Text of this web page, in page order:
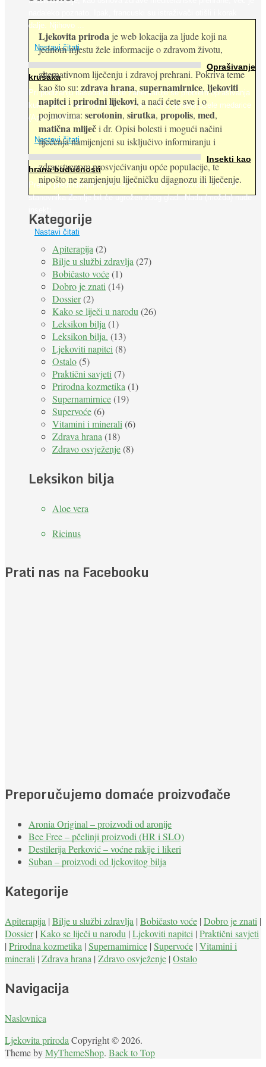
dalje. Njihovo ...
Nastavi čitati
Oprašivanje
krušaka
Pri podizanju nasada kruške zanemaruje se problem oprašivanja
kukcima jer vlada uvjerenje da će krušku oprašiti pčele medarice
(Apis mellifera). ...
Nastavi čitati
Insekti kao
hrana budućnosti
Prema predviđanjima FAO-a do 2050. godine život 9 milijardi
stanovnika Zemlje bit će ugrožen zbog gladi. Nadu (možda) nude
Nastavi čitati
Ljekovita priroda je web lokacija za ljude koji na
jednom mjestu žele informacije o zdravom životu,
alternativnom liječenju i zdravoj prehrani. Pokriva teme
kao što su: zdrava hrana, supernamirnice, ljekoviti
napitciiprirodni lijekovi, a naći ćete sve i o
pojmovima: serotonin, sirutka, propolis, med,
matična mliječi dr. Opisi bolesti i mogući načini
liječenja namijenjeni su isključivo informiranju i
zdravstvenom prosvjećivanju opće populacije, te
nipošto ne zamjenjuju liječničku dijagnozu ili liječenje.
Kategorije
Apiterapija (2)
Bilje u službi zdravlja (27)
Bobičasto voće(1)
Dobro je znati (14)
Dossier(2)
Kako se liječi u narodu (26)
Leksikon bilja (1)
Leksikon bilja. (13)
Ljekoviti napitci (8)
Ostalo(5)
Praktični savjeti (7)
Prirodna kozmetika (1)
Supernamirnice(19)
Supervoće(6)
Vitamini i minerali (6)
Zdrava hrana (18)
Zdravo osvježenje(8)
Leksikon bilja
Aloe vera
Ricinus
Prati nas na Facebooku
Preporučujemo domaće proizvođače
Aronia Original – proizvodi od aronije
Bee Free – pčelinji proizvodi (HR i SLO)
Destilerija Perković – voćne rakije i likeri
Suban – proizvodi od ljekovitog bilja
Kategorije
Apiterapija | Bilje u službi zdravlja | Bobičasto voće | Dobro je znati |
Dossier| Kako se liječi u narodu | Ljekoviti napitci | Praktični savjeti
| Prirodna kozmetika | Supernamirnice | Supervoće | Vitamini i
minerali | Zdrava hrana | Zdravo osvježenje | Ostalo
Navigacija
Naslovnica
Ljekovita priroda Copyright © 2026.
Theme byMyThemeShop. Back to Top